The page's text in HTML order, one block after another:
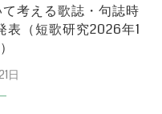
考える歌誌・句誌時
（短歌研究2026年1
日